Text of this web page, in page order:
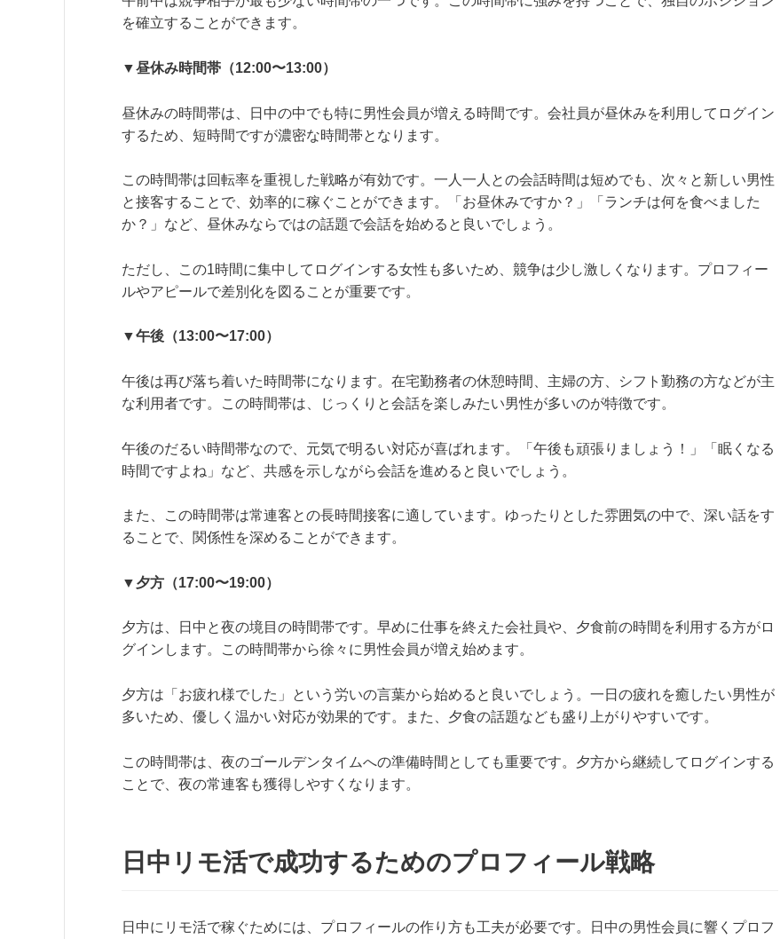
を確立することができます。
▼昼休み時間帯（12:00〜13:00）
昼休みの時間帯は、日中の中でも特に男性会員が増える時間です。会社員が昼休みを利用してログイン
するため、短時間ですが濃密な時間帯となります。
この時間帯は回転率を重視した戦略が有効です。一人一人との会話時間は短めでも、次々と新しい男性
と接客することで、効率的に稼ぐことができます。「お昼休みですか？」「ランチは何を食べました
か？」など、昼休みならではの話題で会話を始めると良いでしょう。
ただし、この1時間に集中してログインする女性も多いため、競争は少し激しくなります。プロフィー
ルやアピールで差別化を図ることが重要です。
▼午後（13:00〜17:00）
午後は再び落ち着いた時間帯になります。在宅勤務者の休憩時間、主婦の方、シフト勤務の方などが主
な利用者です。この時間帯は、じっくりと会話を楽しみたい男性が多いのが特徴です。
午後のだるい時間帯なので、元気で明るい対応が喜ばれます。「午後も頑張りましょう！」「眠くなる
時間ですよね」など、共感を示しながら会話を進めると良いでしょう。
また、この時間帯は常連客との長時間接客に適しています。ゆったりとした雰囲気の中で、深い話をす
ることで、関係性を深めることができます。
▼夕方（17:00〜19:00）
夕方は、日中と夜の境目の時間帯です。早めに仕事を終えた会社員や、夕食前の時間を利用する方がロ
グインします。この時間帯から徐々に男性会員が増え始めます。
夕方は「お疲れ様でした」という労いの言葉から始めると良いでしょう。一日の疲れを癒したい男性が
多いため、優しく温かい対応が効果的です。また、夕食の話題なども盛り上がりやすいです。
この時間帯は、夜のゴールデンタイムへの準備時間としても重要です。夕方から継続してログインする
ことで、夜の常連客も獲得しやすくなります。
日中リモ活で成功するためのプロフィール戦略
日中にリモ活で稼ぐためには、プロフィールの作り方も工夫が必要です。日中の男性会員に響くプロフ